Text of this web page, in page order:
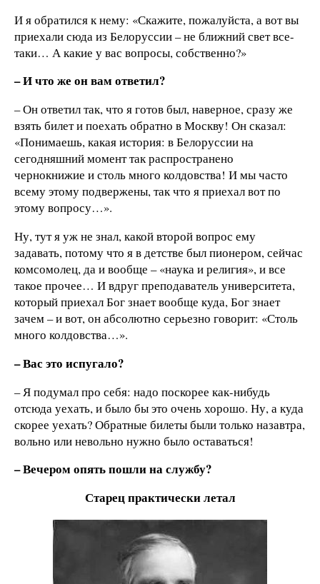
И я обратился к нему: «Скажите, пожалуйста, а вот вы
приехали сюда из Белоруссии – не ближний свет все-
таки… А какие у вас вопросы, собственно?»
– И что же он вам ответил?
– Он ответил так, что я готов был, наверное, сразу же
взять билет и поехать обратно в Москву! Он сказал:
«Понимаешь, какая история: в Белоруссии на
сегодняшний момент так распространено
чернокнижие и столь много колдовства! И мы часто
всему этому подвержены, так что я приехал вот по
этому вопросу…».
Ну, тут я уж не знал, какой второй вопрос ему
задавать, потому что я в детстве был пионером, сейчас
комсомолец, да и вообще – «наука и религия», и все
такое прочее… И вдруг преподаватель университета,
который приехал Бог знает вообще куда, Бог знает
зачем – и вот, он абсолютно серьезно говорит: «Столь
много колдовства…».
– Вас это испугало?
– Я подумал про себя: надо поскорее как-нибудь
отсюда уехать, и было бы это очень хорошо. Ну, а куда
скорее уехать? Обратные билеты были только назавтра,
вольно или невольно нужно было оставаться!
– Вечером опять пошли на службу?
Старец практически летал